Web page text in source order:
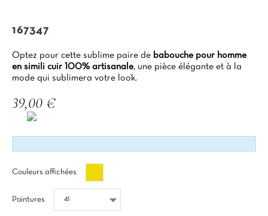
167347
Optez pour cette sublime paire de babouche pour homme
en simili cuir 100% artisanale, une pièce élégante et à la
mode qui sublimera votre look.
39,00 €
Couleurs affichées
Pointures